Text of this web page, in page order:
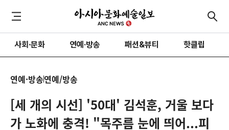
사회·문화 연예·방송 패션&뷰티 핫클립
연예·방송연예/방송
[세 개의 시선] '50대' 김석훈, 거울 보다
가 노화에 충격! "목주름 눈에 띄어...피